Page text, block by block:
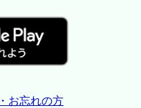
お忘れの方